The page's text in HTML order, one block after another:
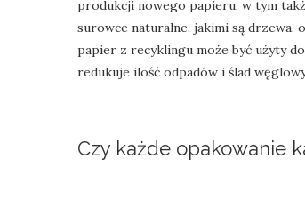
produkcji nowego papieru, w tym
surowce naturalne, jakimi są
papier z recyklingu może być użyty
redukuje ilość odpadów i ślad
Czy każde opakowanie